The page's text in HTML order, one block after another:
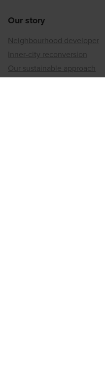
Our story
Neighbourhood developer
Inner-city reconversion
Our sustainable approach